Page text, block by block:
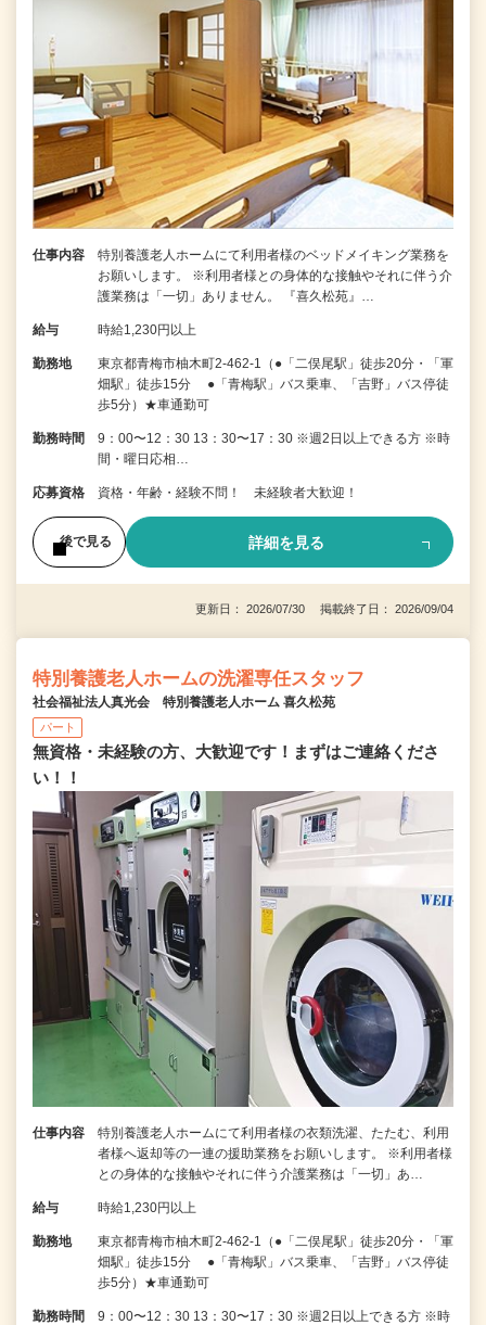
仕事内容
特別養護老人ホームにて利用者様のベッドメイキング業務を
お願いします。 ※利用者様との身体的な接触やそれに伴う介
護業務は「一切」ありません。 『喜久松苑』…
給与 時給1,230円以上
勤務地
東京都青梅市柚木町2-462-1（●「二俣尾駅」徒歩20分・「軍
畑駅」徒歩15分 ●「青梅駅」バス乗車、「吉野」バス停徒
歩5分）★車通勤可
勤務時間
9：00〜12：30 13：30〜17：30 ※週2日以上できる方 ※時
間・曜日応相…
応募資格 資格・年齢・経験不問！ 未経験者大歓迎！
後で見る 詳細を見る
更新日： 2026/07/30 掲載終了日： 2026/09/04
特別養護老人ホームの洗濯専任スタッフ
社会福祉法人真光会 特別養護老人ホーム 喜久松苑
パート
無資格・未経験の方、大歓迎です！まずはご連絡くださ
い！！
仕事内容
特別養護老人ホームにて利用者様の衣類洗濯、たたむ、利用
者様へ返却等の一連の援助業務をお願いします。 ※利用者様
との身体的な接触やそれに伴う介護業務は「一切」あ…
給与 時給1,230円以上
勤務地
東京都青梅市柚木町2-462-1（●「二俣尾駅」徒歩20分・「軍
畑駅」徒歩15分 ●「青梅駅」バス乗車、「吉野」バス停徒
歩5分）★車通勤可
勤務時間
9：00〜12：30 13：30〜17：30 ※週2日以上できる方 ※時